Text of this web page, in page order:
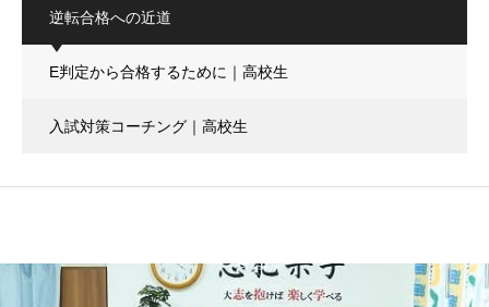
逆転合格への近道
E判定から合格するために｜高校生
入試対策コーチング｜高校生